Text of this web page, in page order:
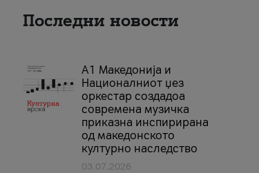
Последни новости
А1 Македонија и
Националниот џез
оркестар создадоа
современа музичка
приказна инспирирана
од македонското
културно наследство
03.07.2026